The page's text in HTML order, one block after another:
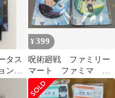
タス
ン
¥399
呪術廻戦 ファミリー
マート ファミマ コ
ラボ 缶バッジ 五条
悟 伏黒恵 セット